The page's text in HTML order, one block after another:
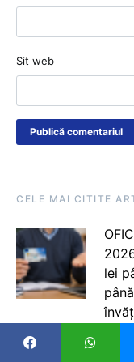
Sit web
CELE MAI CITITE
lei